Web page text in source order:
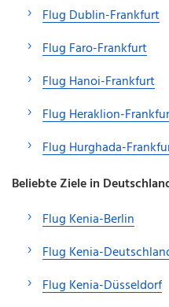
Flug Dublin-Frankfurt
Flug Faro-Frankfurt
Flug Hanoi-Frankfurt
Flug Heraklion-
Flug Hurghada-
Beliebte Ziele in
Flug Kenia-Berlin
Flug Kenia-
Flug Kenia-Düsseldorf